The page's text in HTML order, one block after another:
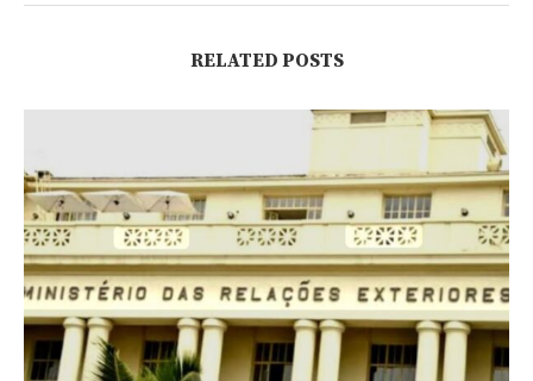
RELATED POSTS